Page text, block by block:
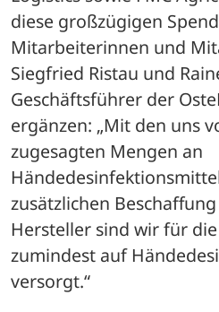
diese großzügigen
Mitarbeiterinnen und
Siegfried Ristau und
Geschäftsführer der
ergänzen: „Mit den uns
zugesagten Mengen an
zusätzlichen
Hersteller sind wir für
zumindest auf
versorgt.“